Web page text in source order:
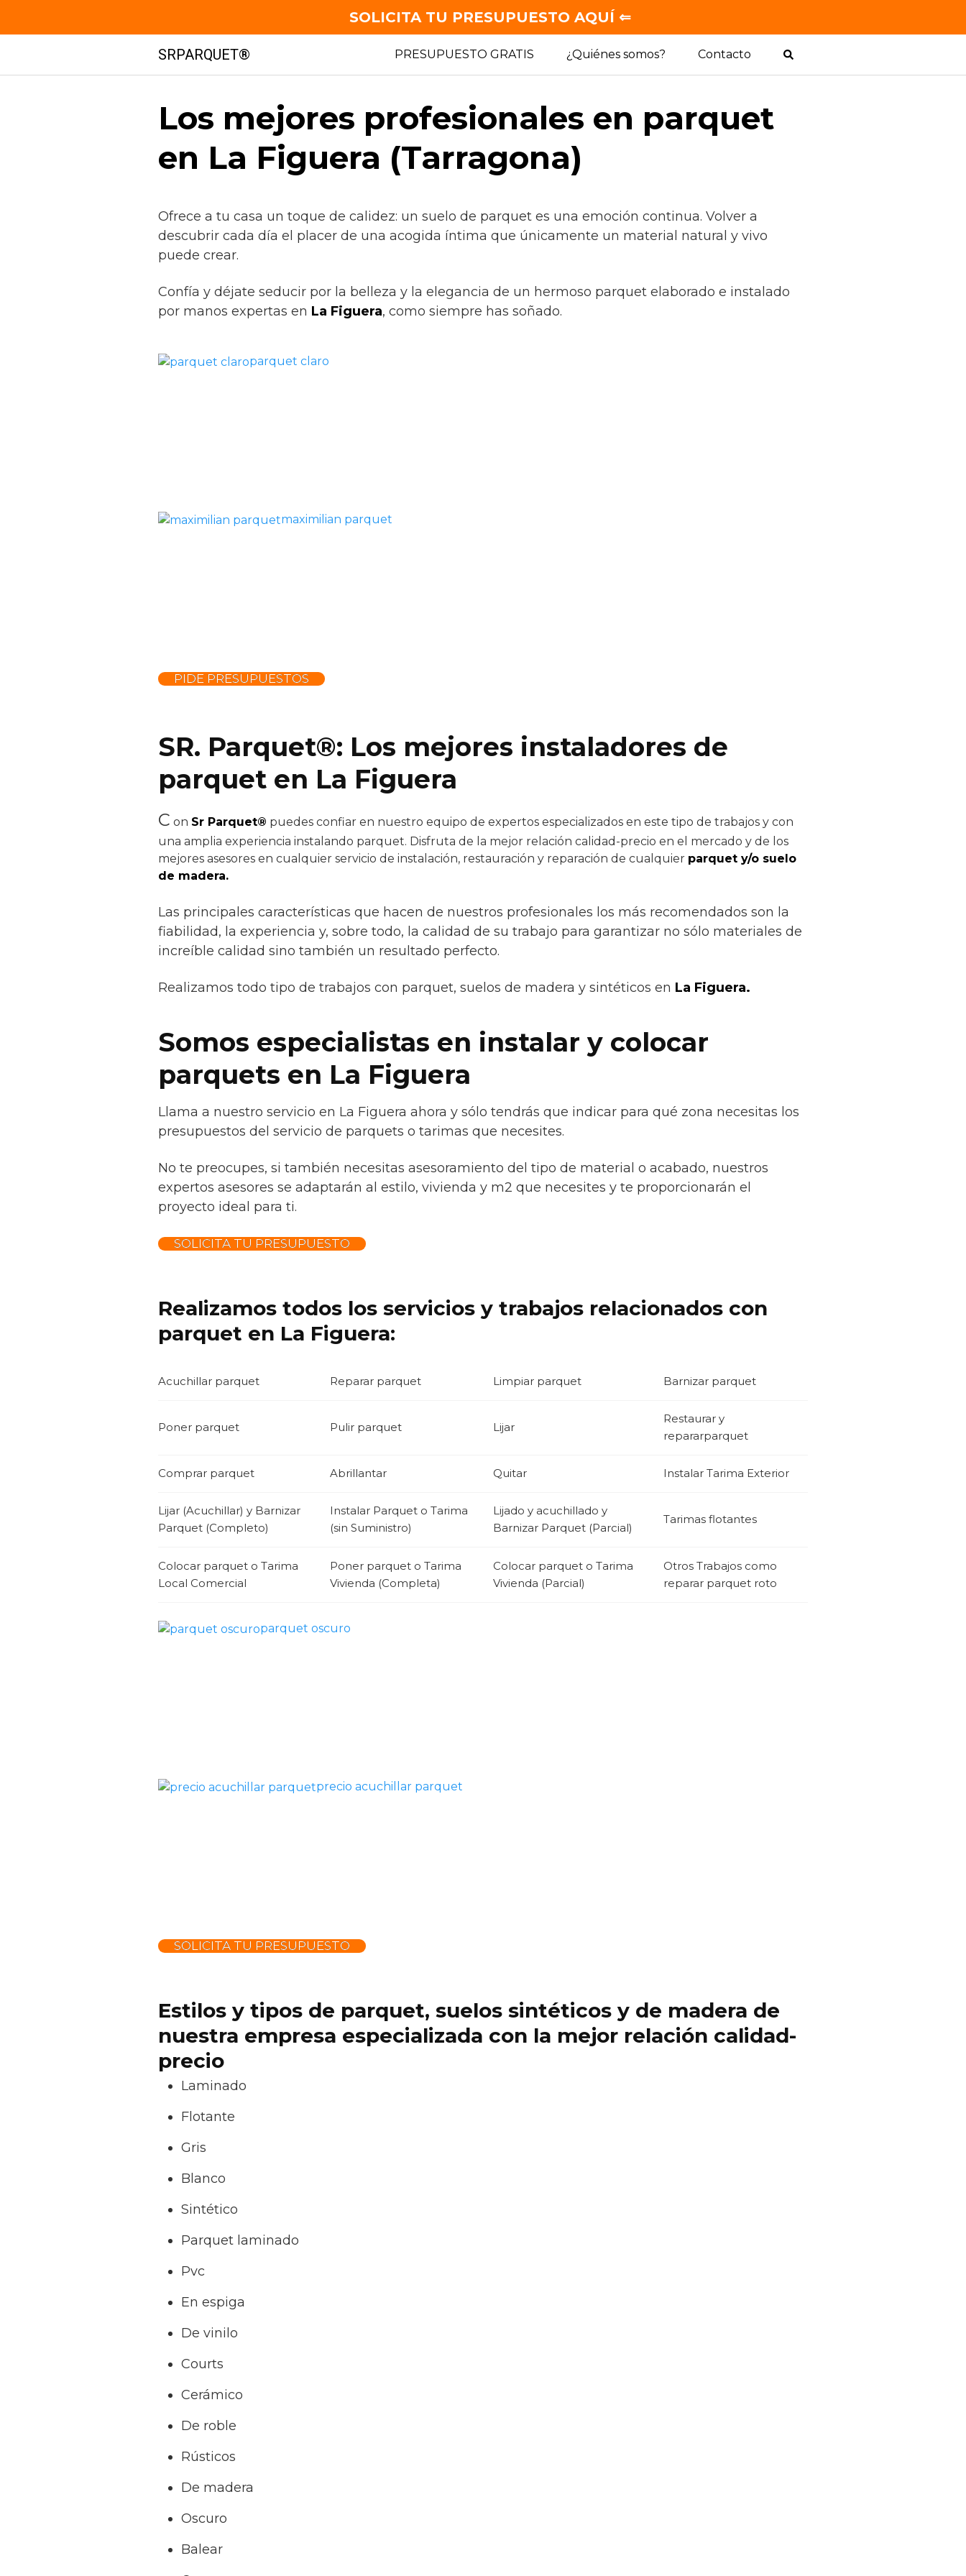
contenido
SRPARQUET® PRESUPUESTO GRATIS ¿Quiénes somos? Contacto
Los mejores profesionales en parquet
en La Figuera (Tarragona)
Ofrece a tu casa un toque de calidez: un suelo de parquet es una emoción continua. Volver a
descubrir cada día el placer de una acogida íntima que únicamente un material natural y vivo
puede crear.
Confía y déjate seducir por la belleza y la elegancia de un hermoso parquet elaborado e instalado
por manos expertas en La Figuera, como siempre has soñado.
parquet claro
maximilian parquet
PIDE PRESUPUESTOS
SR. Parquet®: Los mejores instaladores de
parquet en La Figuera
C on Sr Parquet® puedes confiar en nuestro equipo de expertos especializados en este tipo de trabajos y con
una amplia experiencia instalando parquet. Disfruta de la mejor relación calidad-precio en el mercado y de los
mejores asesores en cualquier servicio de instalación, restauración y reparación de cualquier parquet y/o suelo
de madera.
Las principales características que hacen de nuestros profesionales los más recomendados son la
fiabilidad, la experiencia y, sobre todo, la calidad de su trabajo para garantizar no sólo materiales de
increíble calidad sino también un resultado perfecto.
Realizamos todo tipo de trabajos con parquet, suelos de madera y sintéticos en La Figuera.
Somos especialistas en instalar y colocar
parquets en La Figuera
Llama a nuestro servicio en La Figuera ahora y sólo tendrás que indicar para qué zona necesitas los
presupuestos del servicio de parquets o tarimas que necesites.
No te preocupes, si también necesitas asesoramiento del tipo de material o acabado, nuestros
expertos asesores se adaptarán al estilo, vivienda y m2 que necesites y te proporcionarán el
proyecto ideal para ti.
SOLICITA TU PRESUPUESTO
Realizamos todos los servicios y trabajos relacionados con
parquet en La Figuera:
Acuchillar parquet Reparar parquet Limpiar parquet Barnizar parquet
Poner parquet Pulir parquet Lijar
Restaurar y
repararparquet
Comprar parquet Abrillantar Quitar Instalar Tarima Exterior
Lijar (Acuchillar) y Barnizar
Parquet (Completo)
Instalar Parquet o Tarima
(sin Suministro)
Lijado y acuchillado y
Barnizar Parquet (Parcial)
Tarimas flotantes
Colocar parquet o Tarima
Local Comercial
Poner parquet o Tarima
Vivienda (Completa)
Colocar parquet o Tarima
Vivienda (Parcial)
Otros Trabajos como
reparar parquet roto
parquet oscuro
precio acuchillar parquet
SOLICITA TU PRESUPUESTO
Estilos y tipos de parquet, suelos sintéticos y de madera de
nuestra empresa especializada con la mejor relación calidad-
precio
Laminado
Flotante
Gris
Blanco
Sintético
Parquet laminado
Pvc
En espiga
De vinilo
Courts
Cerámico
De roble
Rústicos
De madera
Oscuro
Balear
SOLICITA TU PRESUPUESTO AQUÍ ⇐